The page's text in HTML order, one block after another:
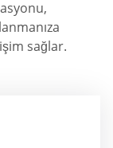
sağlar.